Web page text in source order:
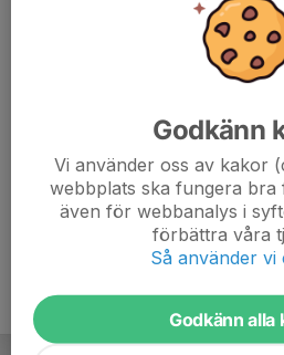
Godkänn
Vi använder oss av kakor
webbplats ska fungera bra
även för webbanalys i
förbättra våra
Så använder vi
Godkänn alla